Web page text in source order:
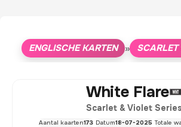
ENGLISCHE KARTEN » SCARLET
White Flare
Scarlet & Violet Series
Aantal kaarten173 Datum18-07-2025 Totale